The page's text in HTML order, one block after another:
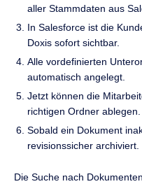
aller Stammdaten aus
In Salesforce ist die
Doxis sofort sichtbar.
Alle vordefinierten
automatisch angelegt.
Jetzt können die
richtigen Ordner ablegen.
Sobald ein Dokument
revisionssicher archiviert.
Die Suche nach